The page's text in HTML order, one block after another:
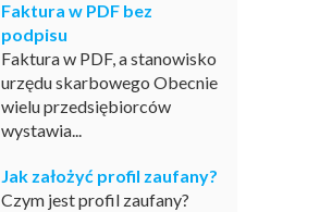
Faktura w PDF bez
podpisu
Faktura w PDF, a stanowisko
urzędu skarbowego Obecnie
wielu przedsiębiorców
wystawia...
Jak założyć profil zaufany?
Czym jest profil zaufany?